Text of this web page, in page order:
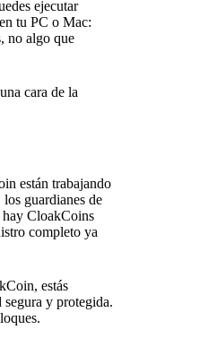
ejecutar
tu PC o Mac:
no algo que
cara de la
están trabajando
guardianes de
hay CloakCoins
completo ya
estás
segura y protegida.